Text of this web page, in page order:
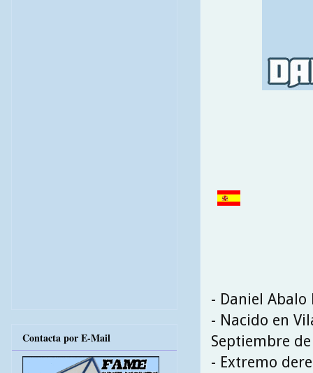
- Daniel Abalo
- Nacido en
Septiembre
- Extremo
Contacta por E-Mail